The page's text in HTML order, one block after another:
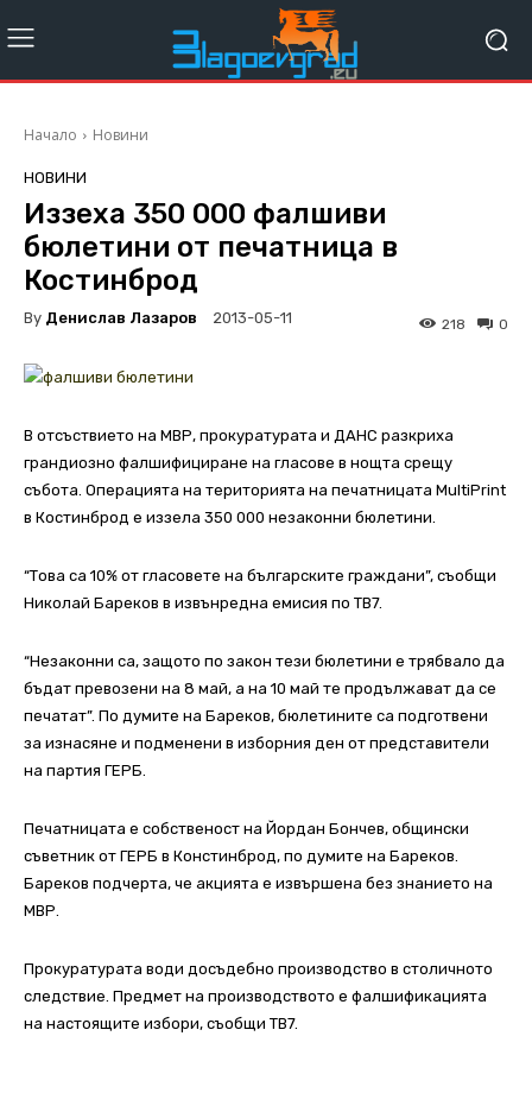
Начало Новини
НОВИНИ
Иззеха 350 000 фалшиви
бюлетини от печатница в
Костинброд
By Денислав Лазаров 2013-05-11 0
218
В отсъствието на МВР, прокуратурата и ДАНС разкриха
грандиозно фалшифициране на гласове в нощта срещу
събота. Операцията на територията на печатницата MultiPrint
в Костинброд е иззела 350 000 незаконни бюлетини.
“Това са 10% от гласовете на българските граждани”, съобщи
Николай Бареков в извънредна емисия по ТВ7.
“Незаконни са, защото по закон тези бюлетини е трябвало да
бъдат превозени на 8 май, а на 10 май те продължават да се
печатат”. По думите на Бареков, бюлетините са подготвени
за изнасяне и подменени в изборния ден от представители
на партия ГЕРБ.
Печатницата е собственост на Йордан Бончев, общински
съветник от ГЕРБ в Констинброд, по думите на Бареков.
Бареков подчерта, че акцията е извършена без знанието на
МВР.
Прокуратурата води досъдебно производство в столичното
следствие. Предмет на производството е фалшификацията
на настоящите избори, съобщи ТВ7.